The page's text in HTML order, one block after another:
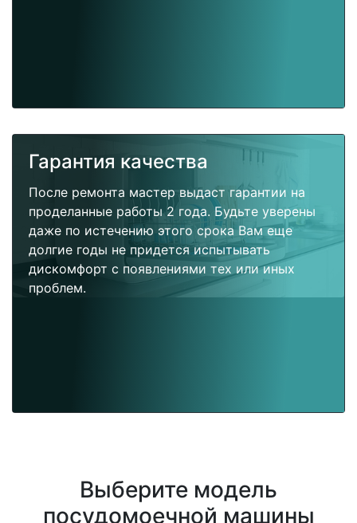
Гарантия качества
После ремонта мастер выдаст гарантии на
проделанные работы 2 года. Будьте уверены
даже по истечению этого срока Вам еще
долгие годы не придется испытывать
дискомфорт с появлениями тех или иных
проблем.
Выберите модель
посудомоечной машины